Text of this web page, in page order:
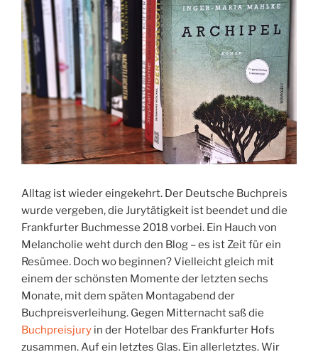
Alltag ist wieder eingekehrt. Der Deutsche Buchpreis
wurde vergeben, die Jurytätigkeit ist beendet und die
Frankfurter Buchmesse 2018 vorbei. Ein Hauch von
Melancholie weht durch den Blog – es ist Zeit für ein
Resümee. Doch wo beginnen? Vielleicht gleich mit
einem der schönsten Momente der letzten sechs
Monate, mit dem späten Montagabend der
Buchpreisverleihung. Gegen Mitternacht saß die
Buchpreisjury in der Hotelbar des Frankfurter Hofs
zusammen. Auf ein letztes Glas. Ein allerletztes. Wir